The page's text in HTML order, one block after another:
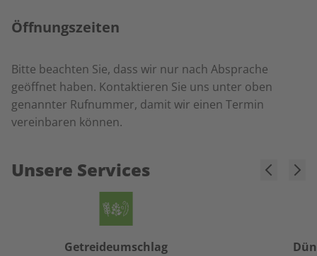
Öffnungszeiten
Bitte beachten Sie, dass wir nur nach Absprache
geöffnet haben. Kontaktieren Sie uns unter oben
genannter Rufnummer, damit wir einen Termin
vereinbaren können.
Unsere Services
Getreideumschlag